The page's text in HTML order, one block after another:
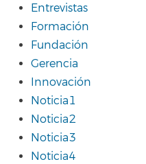
Entrevistas
Formación
Fundación
Gerencia
Innovación
Noticia1
Noticia2
Noticia3
Noticia4